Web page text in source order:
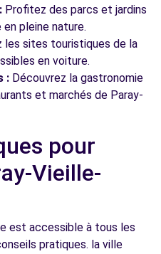
Profitez des parcs et jardins
pleine nature.
les sites touristiques de la
en voiture.
: Découvrez la gastronomie
et marchés de Paray-
pour
Vieille-
est accessible à tous les
pratiques. la ville